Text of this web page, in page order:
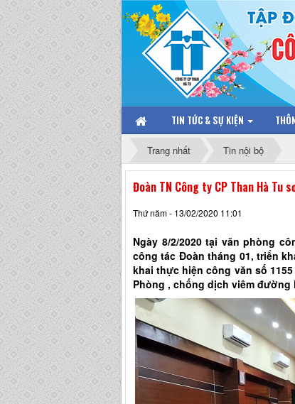
TIN TỨC & SỰ KIỆN
Trang nhất Tin nội bộ
Đoàn TN Công ty CP Than Hà
Thứ năm - 13/02/2020 11:01
Ngày 8/2/2020 tại văn phòng
công tác Đoàn tháng 01, triển
khai thực hiện công văn số 1155
Phòng , chống dịch viêm đường